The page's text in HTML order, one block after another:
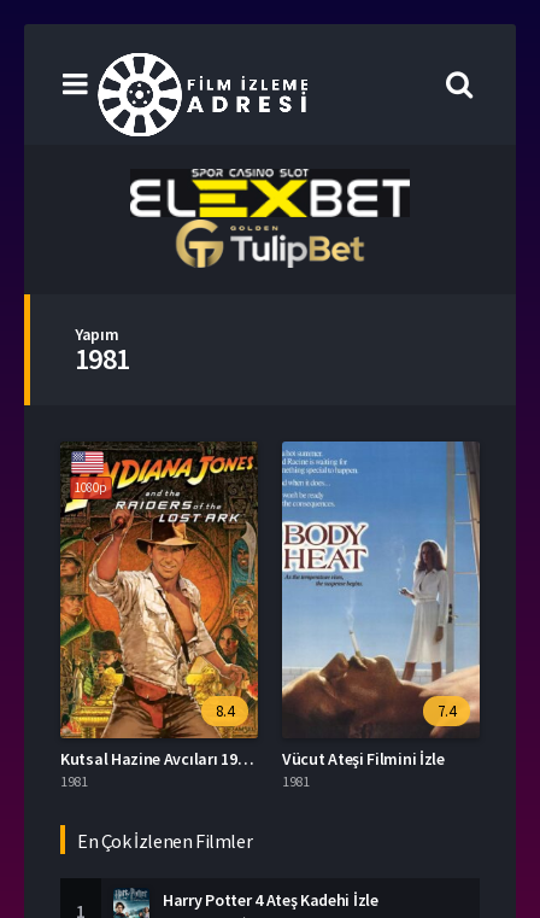
Yapım
1981
1080p
8.4
Kutsal Hazine Avcıları 1981 Türkçe Dublaj İzle
1981
7.4
Vücut Ateşi Filmini İzle
1981
En Çok İzlenen Filmler
1 Harry Potter 4 Ateş Kadehi İzle